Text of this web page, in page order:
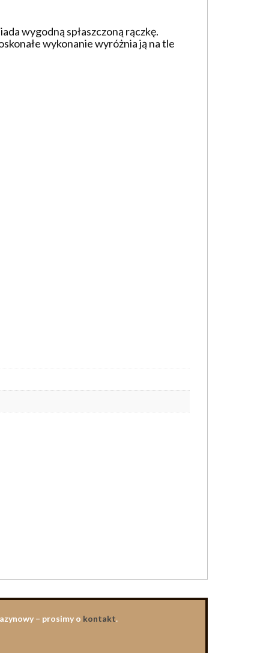
wygodną spłaszczoną rączkę.
wykonanie wyróżnia ją na tle
– prosimy o kontakt.